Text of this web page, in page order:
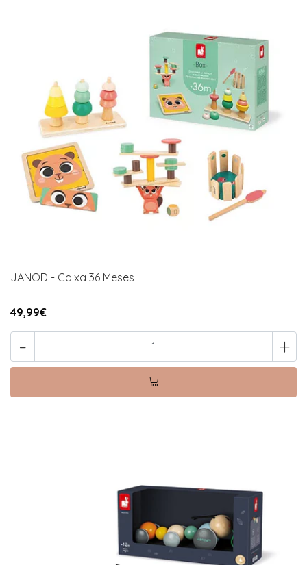
JANOD - Caixa 36 Meses
49,99€
- +